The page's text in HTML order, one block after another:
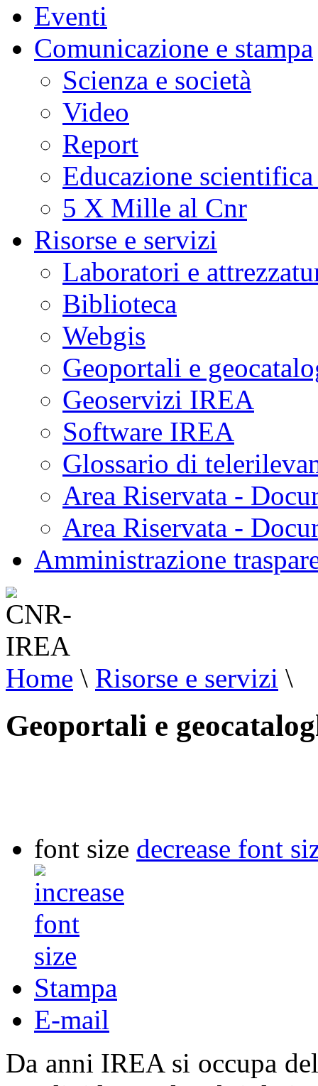
Eventi
Comunicazione e stampa
Scienza e società
Video
Report
Educazione
5 X Mille al Cnr
Risorse e servizi
Laboratori e
Biblioteca
Webgis
Geoportali e
Geoservizi IREA
Software IREA
Glossario di
Area Riservata -
Area Riservata -
Amministrazione
Home \ Risorse e servizi \
Geoportali e
font size decrease font
Stampa
E-mail
Da anni IREA si occupa